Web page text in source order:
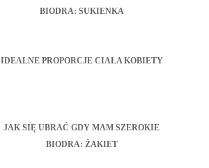
BIODRA: SUKIENKA
IDEALNE PROPORCJE CIAŁA KOBIETY
JAK SIĘ UBRAĆ GDY MAM SZEROKIE
BIODRA: ŻAKIET